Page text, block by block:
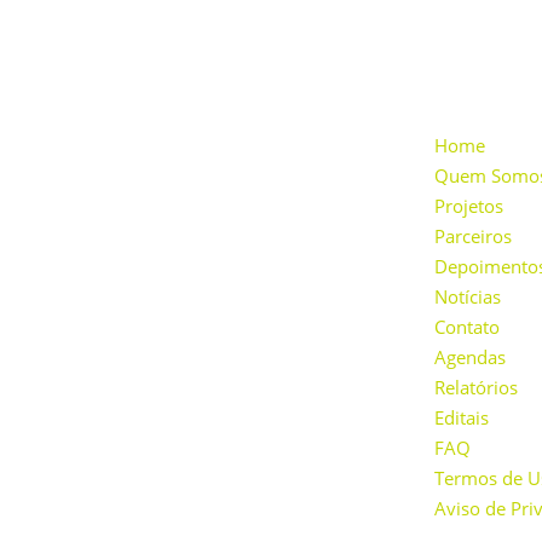
Home
Quem
Projetos
Parceiros
Notícias
Contato
Agendas
Relatórios
Editais
FAQ
Termos de
Aviso de